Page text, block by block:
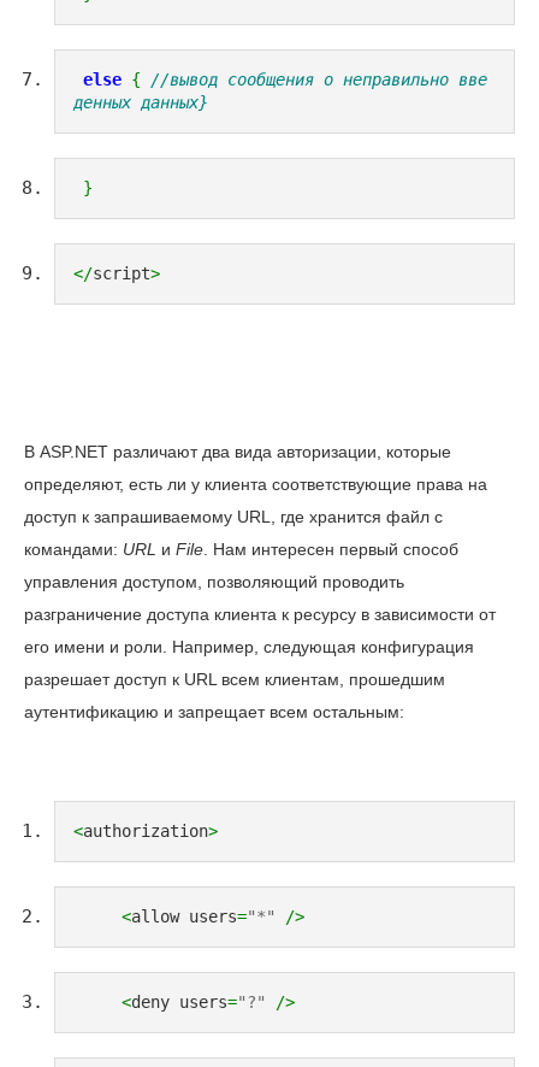
else {
//вывод сообщения о неправильно вве
денных данных}
}
</script>
В ASP.NET различают два вида авторизации, которые
определяют, есть ли у клиента соответствующие права на
доступ к запрашиваемому URL, где хранится файл с
командами: URL и File . Нам интересен первый способ
управления доступом, позволяющий проводить
разграничение доступа клиента к ресурсу в зависимости от
его имени и роли. Например, следующая конфигурация
разрешает доступ к URL всем клиентам, прошедшим
аутентификацию и запрещает всем остальным:
<authorization>
<allow users="*" />
<deny users="?" />